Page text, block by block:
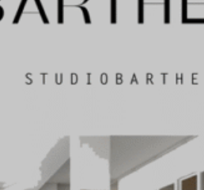
past and present.
be a part.
impressum.
home.